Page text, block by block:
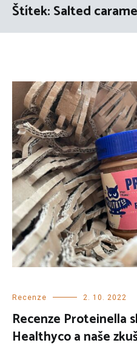
Štítek:Salted
Recenze 2. 10. 2022
Recenze Proteinella
Healthyco a naše